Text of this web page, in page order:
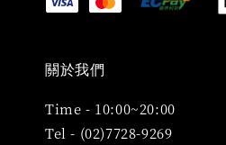
關於我們
Time - 10:00~20:00
Tel - (02)7728-9269